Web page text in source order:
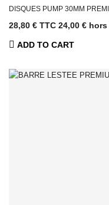
DISQUES PUMP 30MM
28,80 € TTC 24,00 €
ADD TO CART